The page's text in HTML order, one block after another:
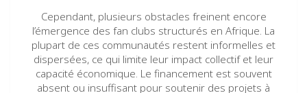
Cependant, plusieurs obstacles freinent encore
l’émergence des fan clubs structurés en Afrique. La
plupart de ces communautés restent informelles et
dispersées, ce qui limite leur impact collectif et leur
capacité économique. Le financement est souvent
absent ou insuffisant pour soutenir des projets à